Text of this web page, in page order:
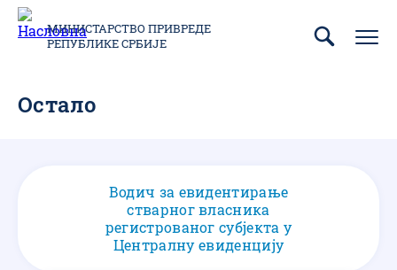
Пребаци
садржаја
МИНИСТАРСТВО ПРИВРЕДЕ
РЕПУБЛИКЕ СРБИЈЕ
Остало
Водич за евидентирање
стварног власника
регистрованог субјекта у
Централну евиденцију